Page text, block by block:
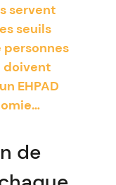
servent
seuils
doivent
EHPAD
de